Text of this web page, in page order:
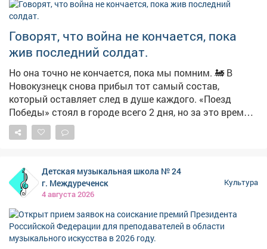
знаменитого полотна «Грачи прилетели») 4️⃣ Иван
Айвазовский (считал, что птицы приносят удачу
морякам) 🏛 Искусство - это не сухие строчки из
учебников, а живые, страстные и порой очень
чудаковатые люди. Пока вы думаете над ответом,
напоминаем, что в нашем выставочном зале вовсю
работает новая масштабная выставка «Шахтёрская
слава»! Приходите заряжаться мощной энергией
индустриальной живописи и графики. 📍 Адрес: ул.
Весенняя 9 ⏳ Часы работы: пн-пт с 9:00-18:00
Говорят, что война не кончается, пока
жив последний солдат.
Но она точно не кончается, пока мы помним. 🚂 В
Новокузнецк снова прибыл тот самый состав,
который оставляет след в душе каждого. «Поезд
Победы» стоял в городе всего 2 дня, но за это время
его посетили сотни жителей Кузбасса - от школьников
до ветеранов. Это не просто музей на колесах. Это
событий. Она проведет вас через все ужасы и
надежды военных лет так, будто вы были там. И в
«видели» ту войну. Приходите, мы расскажем.
Детская музыкальная школа № 24
г. Междуреченск
4 августа 2026
Культура